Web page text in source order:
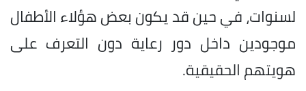
لسنوات، في حين قد يكون بعض هؤلاء الأطفال
موجودين داخل دور رعاية دون التعرف على
هويتهم الحقيقية.